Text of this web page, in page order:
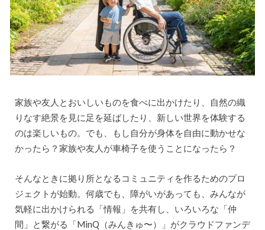
家族や友人とおいしいものを食べに出かけたり、自然の織
りなす絶景を見に足を延ばしたり、新しい世界を体験する
のは楽しいもの。でも、もし自分が身体を自由に動かせな
かったら？家族や友人が車椅子を使うことになったら？
そんなときに拠り所となるコミュニティを作るためのプロ
ジェクトが始動。何歳でも、障がいがあっても、みんなが
気軽に出かけられる「情報」を共有し、いろいろな「仲
間」と繋がる「MinQ（みんきゅ〜）」がクラウドファンデ